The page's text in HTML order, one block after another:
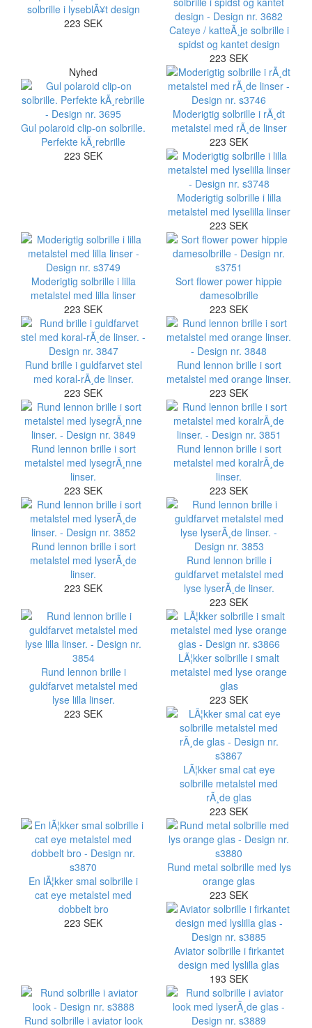
solbrille i lyseblÃ¥t design
223 SEK
Cateye / katteÃ¸je solbrille i
spidst og kantet design
223 SEK
Nyhed
Gul polaroid clip-on solbrille.
Perfekte kÃ¸rebrille
223 SEK
Moderigtig solbrille i rÃ¸dt
metalstel med rÃ¸de linser
223 SEK
Moderigtig solbrille i lilla
metalstel med lyselilla linser
223 SEK
Moderigtig solbrille i lilla
metalstel med lilla linser
223 SEK
Sort flower power hippie
damesolbrille
223 SEK
Rund brille i guldfarvet stel
med koral-rÃ¸de linser.
223 SEK
Rund lennon brille i sort
metalstel med orange linser.
223 SEK
Rund lennon brille i sort
metalstel med lysegrÃ¸nne
linser.
223 SEK
Rund lennon brille i sort
metalstel med koralrÃ¸de
linser.
223 SEK
Rund lennon brille i sort
metalstel med lyserÃ¸de
linser.
223 SEK
Rund lennon brille i
guldfarvet metalstel med
lyse lyserÃ¸de linser.
223 SEK
Rund lennon brille i
guldfarvet metalstel med
lyse lilla linser.
223 SEK
LÃ¦kker solbrille i smalt
metalstel med lyse orange
glas
223 SEK
LÃ¦kker smal cat eye
solbrille metalstel med
rÃ¸de glas
223 SEK
En lÃ¦kker smal solbrille i
cat eye metalstel med
dobbelt bro
223 SEK
Rund metal solbrille med lys
orange glas
223 SEK
Aviator solbrille i firkantet
design med lyslilla glas
193 SEK
Rund solbrille i aviator look